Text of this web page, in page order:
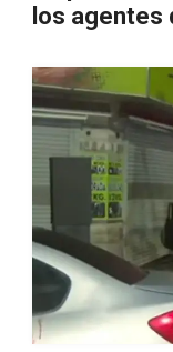
los agentes